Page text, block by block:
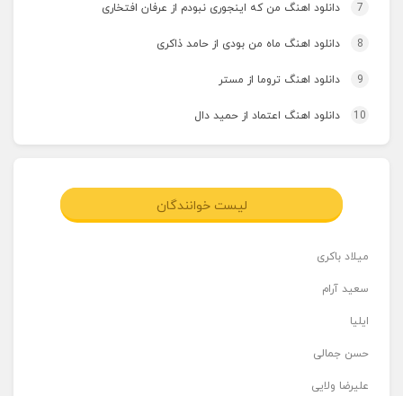
7 دانلود اهنگ من که اینجوری نبودم از عرفان افتخاری
8 دانلود اهنگ ماه من بودی از حامد ذاکری
9 دانلود اهنگ تروما از مستر
10 دانلود اهنگ اعتماد از حمید دال
لیست خوانندگان
میلاد باکری
سعید آرام
ایلیا
حسن جمالی
علیرضا ولایی